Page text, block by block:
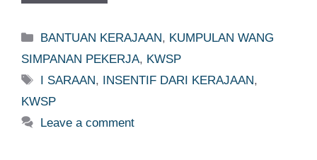
Categories
BANTUAN KERAJAAN, KUMPULAN WANG
SIMPANAN PEKERJA, KWSP
Tags
I SARAAN, INSENTIF DARI KERAJAAN,
KWSP
Leave a comment